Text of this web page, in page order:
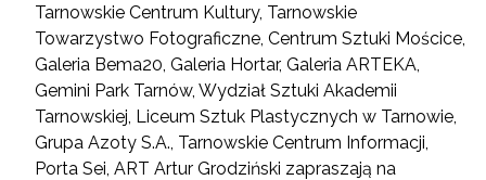
Tarnowskie Centrum Kultury, Tarnowskie
Towarzystwo Fotograficzne, Centrum Sztuki Mościce,
Galeria Bema20, Galeria Hortar, Galeria ARTEKA,
Gemini Park Tarnów, Wydział Sztuki Akademii
Tarnowskiej, Liceum Sztuk Plastycznych w Tarnowie,
Grupa Azoty S.A., Tarnowskie Centrum Informacji,
Porta Sei, ART Artur Grodziński zapraszają na